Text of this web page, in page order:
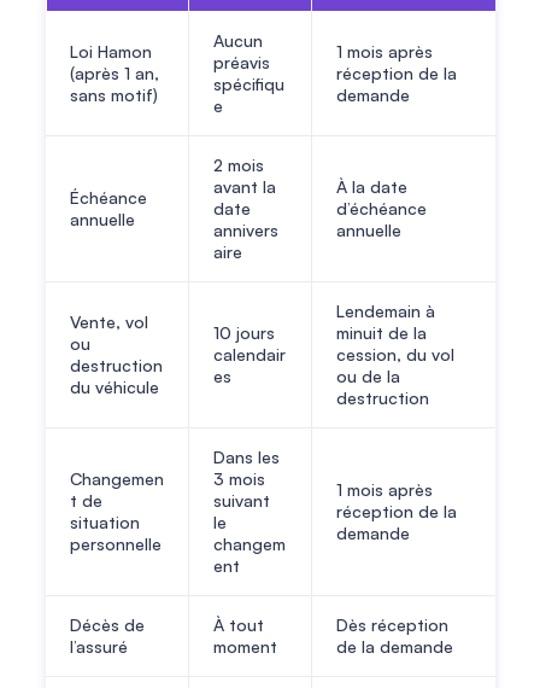
Loi Hamon
(après 1 an,
sans motif)
Aucun
préavis
spécifiqu
e
1 mois après
réception de la
demande
Échéance
annuelle
2 mois
avant la
date
annivers
aire
À la date
d’échéance
annuelle
Vente, vol
ou
destruction
du véhicule
10 jours
calendair
es
Lendemain à
minuit de la
cession, du vol
ou de la
destruction
Changemen
t de
situation
personnelle
Dans les
3 mois
suivant
le
changem
ent
1 mois après
réception de la
demande
Décès de
l’assuré
À tout
moment
Dès réception
de la demande